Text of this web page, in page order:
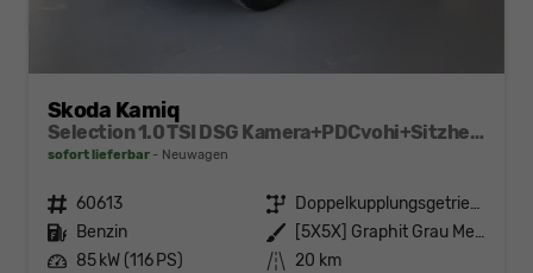
Skoda Kamiq
Selection 1.0 TSI DSG Kamera+PDCvohi+Sitzheizung+AppConnect+Sunset+Alu16
sofort lieferbar Neuwagen
Fahrzeugnr. 60613 Getriebe
Doppelkupplungsgetriebe (DSG)
Kraftstoff Benzin Außenfarbe
[5X5X] Graphit Grau Metallic
Leistung 85 kW (116 PS) Kilometerstand 20 km